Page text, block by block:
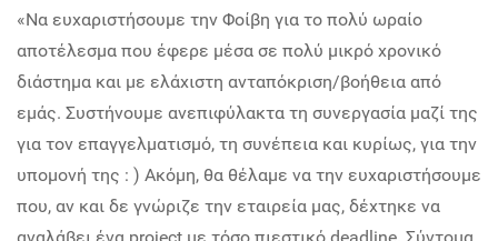
«Να ευχαριστήσουμε την Φοίβη για το πολύ ωραίο
αποτέλεσμα που έφερε μέσα σε πολύ μικρό χρονικό
διάστημα και με ελάχιστη ανταπόκριση/βοήθεια από
εμάς. Συστήνουμε ανεπιφύλακτα τη συνεργασία μαζί της
για τον επαγγελματισμό, τη συνέπεια και κυρίως, για την
υπομονή της : ) Ακόμη, θα θέλαμε να την ευχαριστήσουμε
που, αν και δε γνώριζε την εταιρεία μας, δέχτηκε να